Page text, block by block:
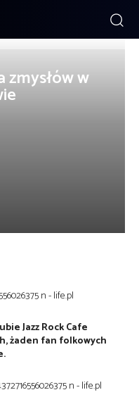
zmysłów w
Jazz Rock Cafe
żaden fan folkowych